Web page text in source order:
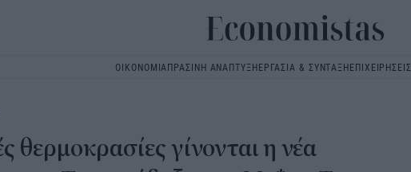
ΟΙΚΟΝΟΜΙΑΠΡΑΣΙΝΗ ΑΝΑΠΤΥΞΗΕΡΓΑΣΙΑ & ΣΥΝΤΑΞΗΕΠΙΧΕΙΡΗΣΕΙΣ
θερμοκρασίες γίνονται η νέα